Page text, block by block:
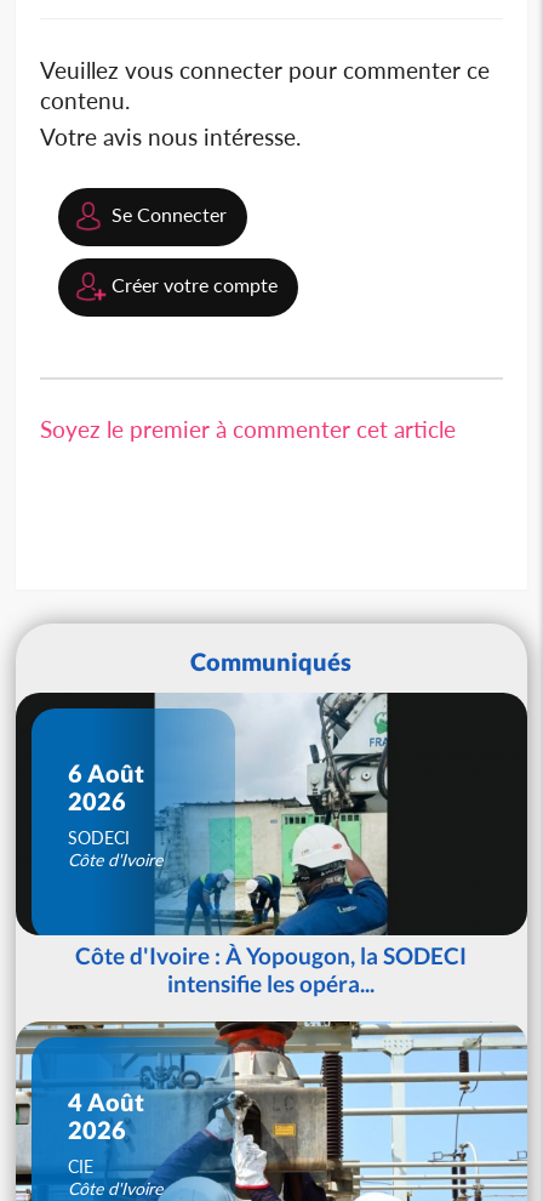
Veuillez vous connecter pour commenter ce
contenu.
Votre avis nous intéresse.
Se Connecter
Créer votre compte
Soyez le premier à commenter cet article
Communiqués
6 Août
2026
SODECI
Côte d'Ivoire
Côte d'Ivoire : À Yopougon, la SODECI
intensifie les opéra...
4 Août
2026
CIE
Côte d'Ivoire